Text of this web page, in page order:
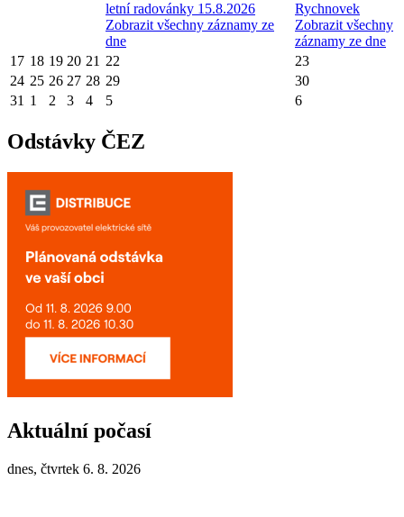
letní radovánky 15.8.2026
Zobrazit všechny záznamy ze
dne
Rychnovek
Zobrazit všechny
záznamy ze dne
17 18 19 20 21 22
23
24 25 26 27 28 29
30
31 1 2 3 4 5 6
Odstávky ČEZ
Aktuální počasí
dnes, čtvrtek 6. 8. 2026